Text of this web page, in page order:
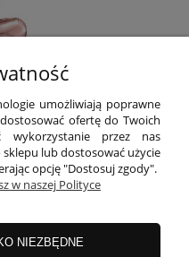
2, jasny złoty
umożliwiają poprawne
ofertę do Twoich
wykorzystanie przez nas
lub dostosować użycie
opcję "Dostosuj zgody".
w naszej Polityce
NIEZBĘDNE